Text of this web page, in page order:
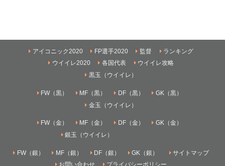
アイコニック2020 FP選手2020 監督
ランキング
ウイイレ2020
各国代表
ウイイレ攻略
黒玉（ウイイレ）
FW（黒） MF（黒） DF（黒）
GK（黒）
金玉（ウイイレ）
FW（金） MF（金） DF（金）
GK（金）
銀玉（ウイイレ）
FW（銀） MF（銀） DF（銀） GK（銀）
サイトマップ
お問い合わせ
プライバシーポリシー